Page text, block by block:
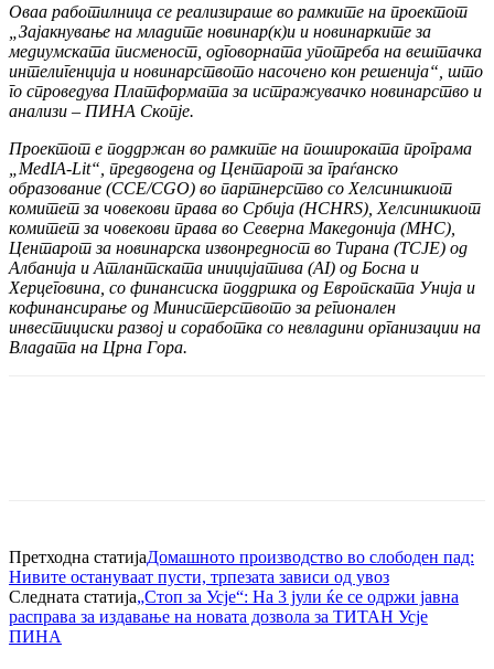
Оваа работилница се реализираше во рамките на проектот
„Зајакнување на младите новинар(к)и и новинарките за
медиумската писменост, одговорната употреба на вештачка
интелигенција и новинарството насочено кон решенија“, што
го спроведува Платформата за истражувачко новинарство и
анализи – ПИНА Скопје.
Проектот е поддржан во рамките на пошироката програма
„MedIA-Lit“, предводена од Центарот за граѓанско
образование (CCE/CGO) во партнерство со Хелсиншкиот
комитет за човекови права во Србија (HCHRS), Хелсиншкиот
комитет за човекови права во Северна Македонија (MHC),
Центарот за новинарска извонредност во Тирана (TCJE) од
Албанија и Атлантската иницијатива (AI) од Босна и
Херцеговина, со финансиска поддршка од Европската Унија и
кофинансирање од Министерството за регионален
инвестициски развој и соработка со невладини организации на
Владата на Црна Гора.
Претходна статијаДомашното производство во слободен пад:
Нивите остануваат пусти, трпезата зависи од увоз
Следната статија„Стоп за Усје“: На 3 јули ќе се одржи јавна
расправа за издавање на новата дозвола за ТИТАН Усје
ПИНА